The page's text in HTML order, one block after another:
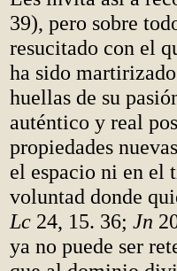
39), pero sobre
resucitado con el
ha sido
huellas de su
auténtico y real
propiedades
el espacio ni en el
voluntad donde
Lc 24, 15. 36; Jn
ya no puede ser